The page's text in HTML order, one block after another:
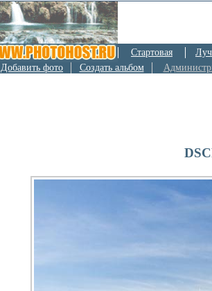
Стартовая
Добавить фото Создать альбом